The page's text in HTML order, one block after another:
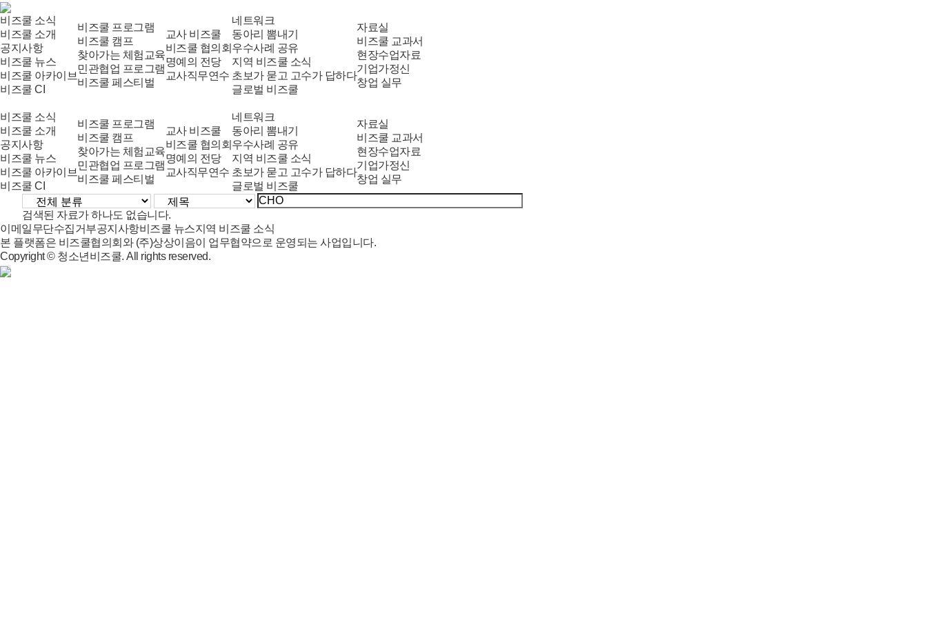
비즈쿨 소식
비즈쿨 소개
공지사항
비즈쿨 뉴스
비즈쿨 아카이브
비즈쿨 CI
비즈쿨 프로그램
비즈쿨 캠프
찾아가는 체험교육
민관협업 프로그램
비즈쿨 페스티벌
교사 비즈쿨
비즈쿨 협의회
명예의 전당
교사직무연수
네트워크
동아리 뽐내기
우수사례 공유
지역 비즈쿨 소식
초보가 묻고 고수가 답하다
글로벌 비즈쿨
자료실
비즈쿨 교과서
현장수업자료
기업가정신
창업 실무
비즈쿨 소식
비즈쿨 소개
공지사항
비즈쿨 뉴스
비즈쿨 아카이브
비즈쿨 CI
비즈쿨 프로그램
비즈쿨 캠프
찾아가는 체험교육
민관협업 프로그램
비즈쿨 페스티벌
교사 비즈쿨
비즈쿨 협의회
명예의 전당
교사직무연수
네트워크
동아리 뽐내기
우수사례 공유
지역 비즈쿨 소식
초보가 묻고 고수가 답하다
글로벌 비즈쿨
자료실
비즈쿨 교과서
현장수업자료
기업가정신
창업 실무
검색된 자료가 하나도 없습니다.
이메일무단수집거부공지사항비즈쿨 뉴스지역 비즈쿨 소식
본 플랫폼은 비즈쿨협의회와 (주)상상이음이 업무협약으로 운영되는 사업입니다.
Copyright © 청소년비즈쿨. All rights reserved.